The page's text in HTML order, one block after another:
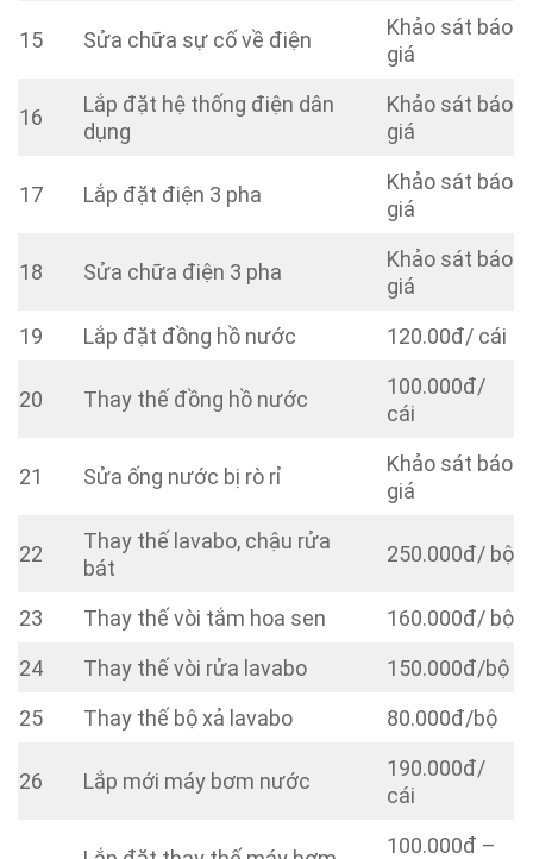
15 Sửa chữa sự cố về điện
Khảo sát báo
giá
16
Lắp đặt hệ thống điện dân
dụng
Khảo sát báo
giá
17 Lắp đặt điện 3 pha
Khảo sát báo
giá
18 Sửa chữa điện 3 pha
Khảo sát báo
giá
19
Lắp đặt đồng hồ nước 120.00đ/ cái
20 Thay thế đồng hồ nước
100.000đ/
cái
21 Sửa ống nước bị rò rỉ
Khảo sát báo
giá
22
Thay thế lavabo, chậu rửa
bát
250.000đ/ bộ
23 Thay thế vòi tắm hoa sen
160.000đ/ bộ
24
Thay thế vòi rửa lavabo
150.000đ/bộ
25
Thay thế bộ xả lavabo 80.000đ/bộ
26 Lắp mới máy bơm nước
190.000đ/
cái
100.000đ –